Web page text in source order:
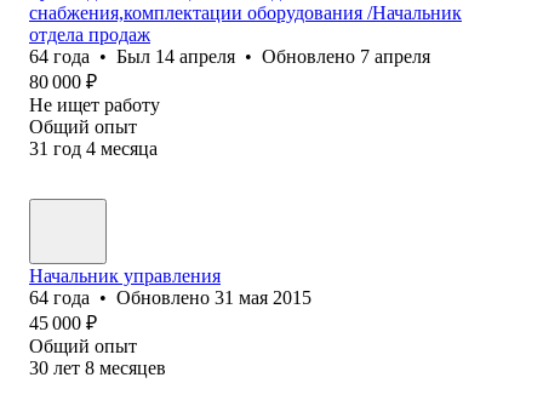
снабжения,комплектации оборудования /Начальник
отдела продаж
64 года • Был 14 апреля • Обновлено 7 апреля
80 000 ₽
Не ищет работу
Общий опыт
31 год 4 месяца
Начальник управления
64 года • Обновлено 31 мая 2015
45 000 ₽
Общий опыт
30 лет 8 месяцев